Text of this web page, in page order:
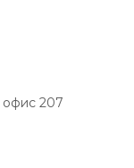
офис 207